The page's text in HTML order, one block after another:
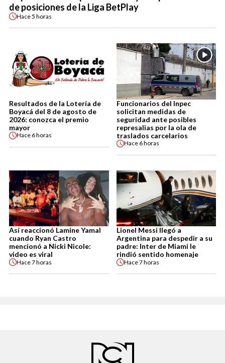
de posiciones de la Liga BetPlay
Hace5 horas
Resultados de la Lotería de
Boyacá del 8 de agosto de
2026: conozca el premio
mayor
Hace 6 horas
Funcionarios del Inpec
solicitan medidas de
seguridad ante posibles
represalias por la ola de
traslados carcelarios
Hace 6 horas
Así reaccionó Lamine Yamal
cuando Ryan Castro
mencionó a Nicki Nicole:
video es viral
Hace7 horas
Lionel Messi llegó a
Argentina para despedir a su
padre: Inter de Miami le
rindió sentido homenaje
Hace7 horas